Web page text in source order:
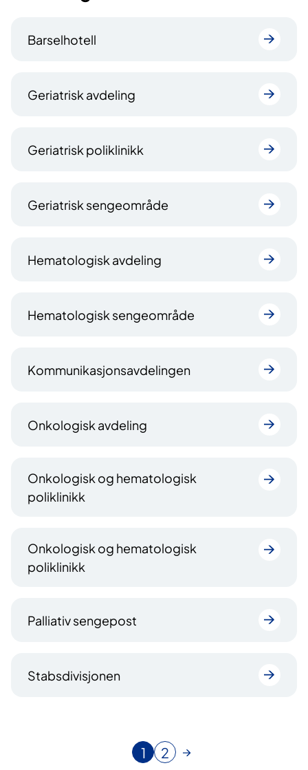
Barselhotell
Geriatrisk avdeling
Geriatrisk poliklinikk
Geriatrisk sengeområde
Hematologisk avdeling
Hematologisk sengeområde
Kommunikasjonsavdelingen
Onkologisk avdeling
Onkologisk og hematologisk
poliklinikk
Onkologisk og hematologisk
poliklinikk
Palliativ sengepost
Stabsdivisjonen
N
1
G
2